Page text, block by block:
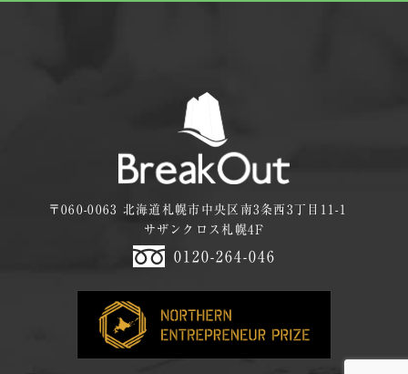
〒060-0063 北海道札幌市中央区南3条西3丁目11-1
サザンクロス札幌4F
0120-264-046